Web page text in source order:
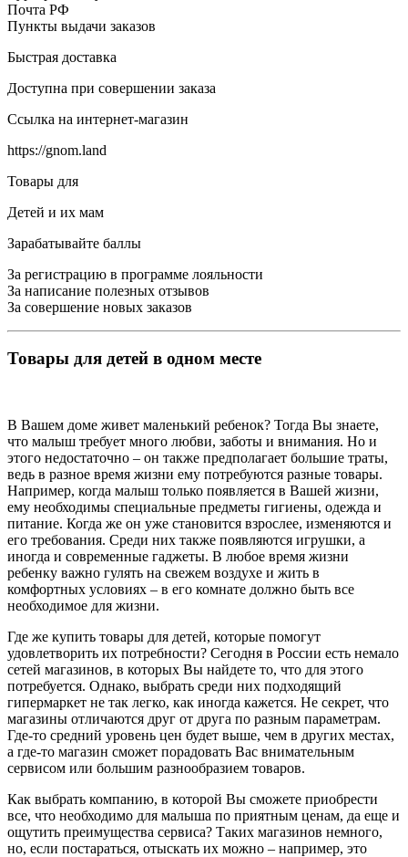
Почта РФ
Пункты выдачи заказов
Быстрая доставка
Доступна при совершении заказа
Ссылка на интернет-магазин
https://gnom.land
Товары для
Детей и их мам
Зарабатывайте баллы
За регистрацию в программе лояльности
За написание полезных отзывов
За совершение новых заказов
Товары для детей в одном месте
В Вашем доме живет маленький ребенок? Тогда Вы знаете,
что малыш требует много любви, заботы и внимания. Но и
этого недостаточно – он также предполагает большие траты,
ведь в разное время жизни ему потребуются разные товары.
Например, когда малыш только появляется в Вашей жизни,
ему необходимы специальные предметы гигиены, одежда и
питание. Когда же он уже становится взрослее, изменяются и
его требования. Среди них также появляются игрушки, а
иногда и современные гаджеты. В любое время жизни
ребенку важно гулять на свежем воздухе и жить в
комфортных условиях – в его комнате должно быть все
необходимое для жизни.
Где же купить товары для детей, которые помогут
удовлетворить их потребности? Сегодня в России есть немало
сетей магазинов, в которых Вы найдете то, что для этого
потребуется. Однако, выбрать среди них подходящий
гипермаркет не так легко, как иногда кажется. Не секрет, что
магазины отличаются друг от друга по разным параметрам.
Где-то средний уровень цен будет выше, чем в других местах,
а где-то магазин сможет порадовать Вас внимательным
сервисом или большим разнообразием товаров.
Как выбрать компанию, в которой Вы сможете приобрести
все, что необходимо для малыша по приятным ценам, да еще и
ощутить преимущества сервиса? Таких магазинов немного,
но, если постараться, отыскать их можно – например, это